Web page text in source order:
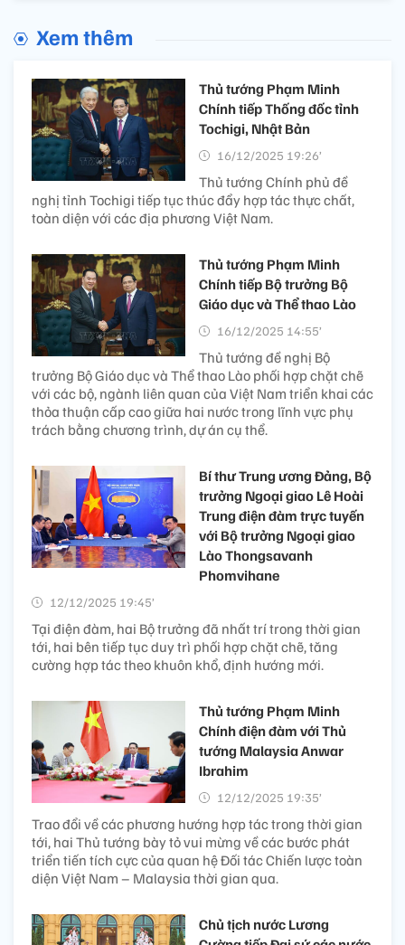
Xem thêm
Thủ tướng Phạm Minh
Chính tiếp Thống đốc tỉnh
Tochigi, Nhật Bản
16/12/2025 19:26’
Thủ tướng Chính phủ đề
nghị tỉnh Tochigi tiếp tục thúc đẩy hợp tác thực chất,
toàn diện với các địa phương Việt Nam.
Thủ tướng Phạm Minh
Chính tiếp Bộ trưởng Bộ
Giáo dục và Thể thao Lào
16/12/2025 14:55’
Thủ tướng đề nghị Bộ
trưởng Bộ Giáo dục và Thể thao Lào phối hợp chặt chẽ
với các bộ, ngành liên quan của Việt Nam triển khai các
thỏa thuận cấp cao giữa hai nước trong lĩnh vực phụ
trách bằng chương trình, dự án cụ thể.
Bí thư Trung ương Đảng, Bộ
trưởng Ngoại giao Lê Hoài
Trung điện đàm trực tuyến
với Bộ trưởng Ngoại giao
Lào Thongsavanh
Phomvihane
12/12/2025 19:45’
Tại điện đàm, hai Bộ trưởng đã nhất trí trong thời gian
tới, hai bên tiếp tục duy trì phối hợp chặt chẽ, tăng
cường hợp tác theo khuôn khổ, định hướng mới.
Thủ tướng Phạm Minh
Chính điện đàm với Thủ
tướng Malaysia Anwar
Ibrahim
12/12/2025 19:35’
Trao đổi về các phương hướng hợp tác trong thời gian
tới, hai Thủ tướng bày tỏ vui mừng về các bước phát
triển tiến tích cực của quan hệ Đối tác Chiến lược toàn
diện Việt Nam – Malaysia thời gian qua.
Chủ tịch nước Lương